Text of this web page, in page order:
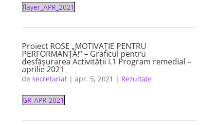
flayer_APR_2021
Proiect ROSE „MOTIVAȚIE PENTRU
PERFORMANȚĂ!” – Graficul pentru
desfășurarea Activității I.1 Program remedial –
aprilie 2021
de secretariat| apr. 5, 2021 | Rezultate
GR-APR 2021